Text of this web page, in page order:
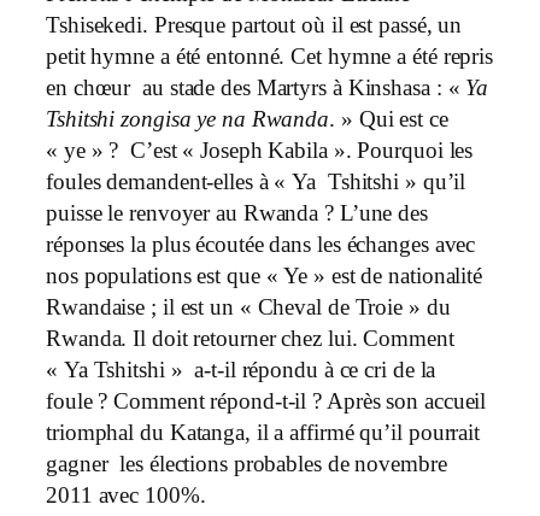
Tshisekedi. Presque partout où il est passé, un
petit hymne a été entonné. Cet hymne a été repris
en chœur au stade des Martyrs à Kinshasa : « Ya
Tshitshi zongisa ye na Rwanda. » Qui est ce
« ye » ? C’est « Joseph Kabila ». Pourquoi les
foules demandent-elles à « Ya Tshitshi » qu’il
puisse le renvoyer au Rwanda ? L’une des
réponses la plus écoutée dans les échanges avec
nos populations est que « Ye » est de nationalité
Rwandaise ; il est un « Cheval de Troie » du
Rwanda.Il doit retourner chez lui. Comment
« Ya Tshitshi » a-t-il répondu à ce cri de la
foule ? Comment répond-t-il ? Après son accueil
triomphal du Katanga, il a affirmé qu’il pourrait
gagner les élections probables de novembre
2011 avec 100%.